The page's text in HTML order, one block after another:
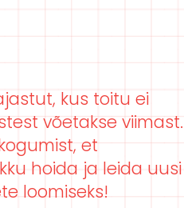
kus toitu ei
võetakse viimast.
et
hoida ja leida uusi
loomiseks!